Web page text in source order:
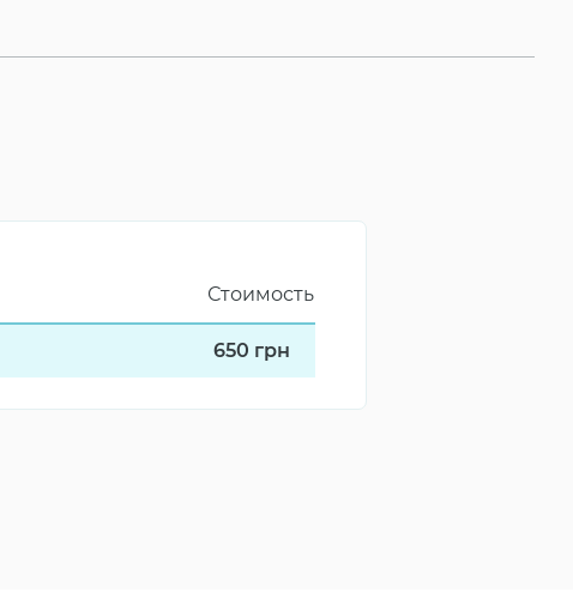
Стоимость
650 грн